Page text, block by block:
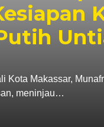
Makassar,
meninjau…